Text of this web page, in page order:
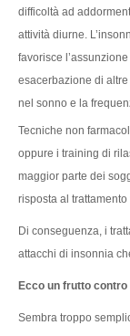
difficoltà ad
attività diurne.
favorisce
esacerbazione di
nel sonno e la
Tecniche non
oppure i training di
maggior parte dei
risposta al trattamento
Di conseguenza, i
attacchi di insonnia
Ecco un frutto contro
Sembra troppo